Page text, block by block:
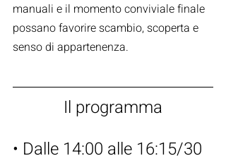
manuali e il momento conviviale finale
possano favorire scambio, scoperta e
senso di appartenenza.
Il programma
• Dalle 14:00 alle 16:15/30